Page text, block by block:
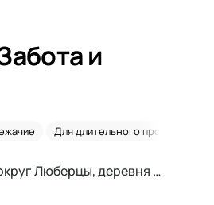
и
Для длительного проживания
Московская область, городской округ Люберцы, деревня Токарёво